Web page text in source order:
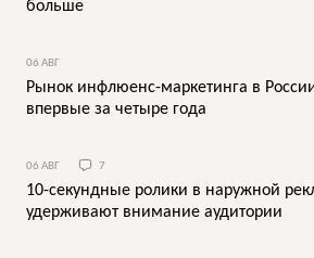
больше
06 АВГ
Рынок инфлюенс-маркетинга в
впервые за четыре года
06 АВГ 7
10-секундные ролики в наружной
удерживают внимание аудитории